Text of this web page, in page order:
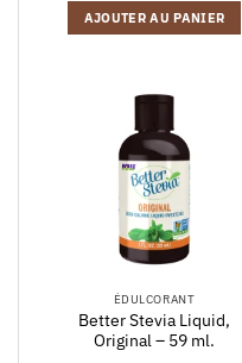
AJOUTER AU PANIER
ÉDULCORANT
Better Stevia Liquid,
Original – 59 ml.